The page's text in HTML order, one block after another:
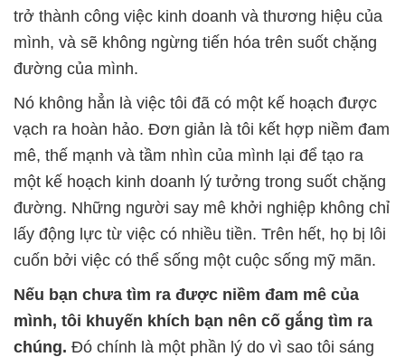
trở thành công việc kinh doanh và thương hiệu của
mình, và sẽ không ngừng tiến hóa trên suốt chặng
đường của mình.
Nó không hẳn là việc tôi đã có một kế hoạch được
vạch ra hoàn hảo. Đơn giản là tôi kết hợp niềm đam
mê, thế mạnh và tầm nhìn của mình lại để tạo ra
một kế hoạch kinh doanh lý tưởng trong suốt chặng
đường. Những người say mê khởi nghiệp không chỉ
lấy động lực từ việc có nhiều tiền. Trên hết, họ bị lôi
cuốn bởi việc có thể sống một cuộc sống mỹ mãn.
Nếu bạn chưa tìm ra được niềm đam mê của
mình, tôi khuyến khích bạn nên cố gắng tìm ra
chúng. Đó chính là một phần lý do vì sao tôi sáng